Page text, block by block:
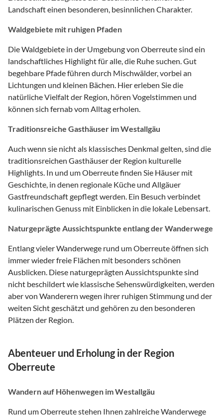
Landschaft einen besonderen, besinnlichen Charakter.
Waldgebiete mit ruhigen Pfaden
Die Waldgebiete in der Umgebung von Oberreute sind ein
landschaftliches Highlight für alle, die Ruhe suchen. Gut
begehbare Pfade führen durch Mischwälder, vorbei an
Lichtungen und kleinen Bächen. Hier erleben Sie die
natürliche Vielfalt der Region, hören Vogelstimmen und
können sich fernab vom Alltag erholen.
Traditionsreiche Gasthäuser im Westallgäu
Auch wenn sie nicht als klassisches Denkmal gelten, sind die
traditionsreichen Gasthäuser der Region kulturelle
Highlights. In und um Oberreute finden Sie Häuser mit
Geschichte, in denen regionale Küche und Allgäuer
Gastfreundschaft gepflegt werden. Ein Besuch verbindet
kulinarischen Genuss mit Einblicken in die lokale Lebensart.
Naturgeprägte Aussichtspunkte entlang der Wanderwege
Entlang vieler Wanderwege rund um Oberreute öffnen sich
immer wieder freie Flächen mit besonders schönen
Ausblicken. Diese naturgeprägten Aussichtspunkte sind
nicht beschildert wie klassische Sehenswürdigkeiten, werden
aber von Wanderern wegen ihrer ruhigen Stimmung und der
weiten Sicht geschätzt und gehören zu den besonderen
Plätzen der Region.
Abenteuer und Erholung in der Region
Oberreute
Wandern auf Höhenwegen im Westallgäu
Rund um Oberreute stehen Ihnen zahlreiche Wanderwege